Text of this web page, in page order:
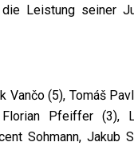
die Leistung seiner
Vančo (5), Tomáš
Pfeiffer (3),
Sohmann, Jakub